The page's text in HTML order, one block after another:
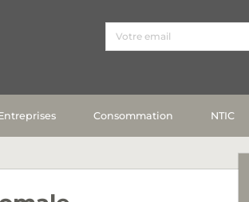
Consommation NTIC